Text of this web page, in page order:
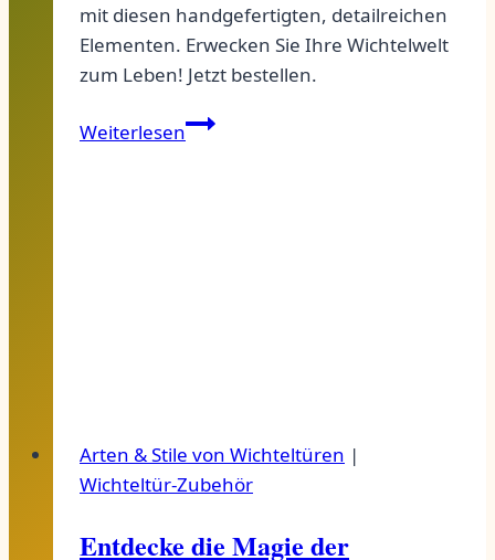
mit diesen handgefertigten, detailreichen
Elementen. Erwecken Sie Ihre Wichtelwelt
zum Leben! Jetzt bestellen.
WeiterlesenWinzige
Arten & Stile von Wichteltüren |
Wichteltür-Zubehör
Entdecke die Magie der